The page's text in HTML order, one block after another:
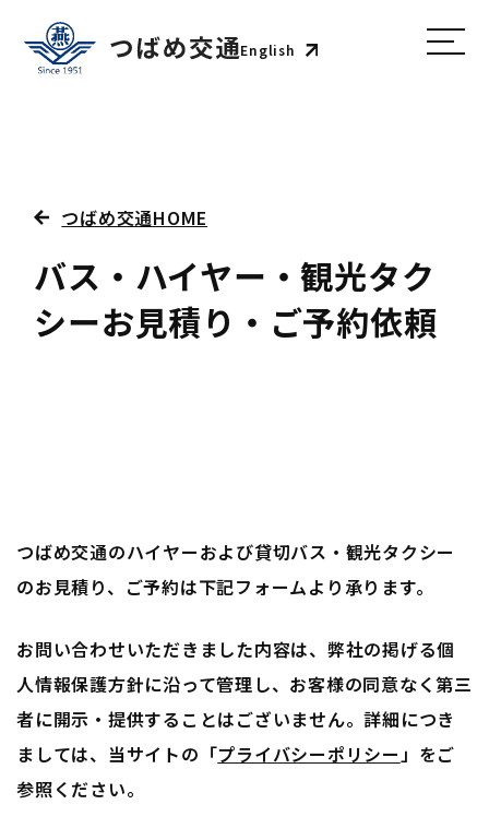
English
つばめ交通HOME
バス・ハイヤー・観光タク
シーお見積り・ご予約依頼
つばめ交通のハイヤーおよび貸切バス・観光タクシー
のお見積り、ご予約は下記フォームより承ります。
お問い合わせいただきました内容は、弊社の掲げる個
人情報保護方針に沿って管理し、お客様の同意なく第三
者に開示・提供することはございません。詳細につき
ましては、当サイトの「プライバシーポリシー」をご
参照ください。